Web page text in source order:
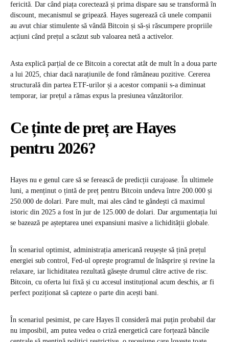
fericită. Dar când piața corectează și prima dispare sau se transformă în
discount, mecanismul se gripează. Hayes sugerează că unele companii
au avut chiar stimulente să vândă Bitcoin și să-și răscumpere propriile
acțiuni când prețul a scăzut sub valoarea netă a activelor.
Asta explică parțial de ce Bitcoin a corectat atât de mult în a doua parte
a lui 2025, chiar dacă narațiunile de fond rămâneau pozitive. Cererea
structurală din partea ETF-urilor și a acestor companii s-a diminuat
temporar, iar prețul a rămas expus la presiunea vânzătorilor.
Ce ținte de preț are Hayes
pentru 2026?
Hayes nu e genul care să se ferească de predicții curajoase. În ultimele
luni, a menținut o țintă de preț pentru Bitcoin undeva între 200.000 și
250.000 de dolari. Pare mult, mai ales când te gândești că maximul
istoric din 2025 a fost în jur de 125.000 de dolari. Dar argumentația lui
se bazează pe așteptarea unei expansiuni masive a lichidității globale.
În scenariul optimist, administrația americană reușește să țină prețul
energiei sub control, Fed-ul oprește programul de înăsprire și revine la
relaxare, iar lichiditatea rezultată găsește drumul către active de risc.
Bitcoin, cu oferta lui fixă și cu accesul instituțional acum deschis, ar fi
perfect poziționat să capteze o parte din acești bani.
În scenariul pesimist, pe care Hayes îl consideră mai puțin probabil dar
nu imposibil, am putea vedea o criză energetică care forțează băncile